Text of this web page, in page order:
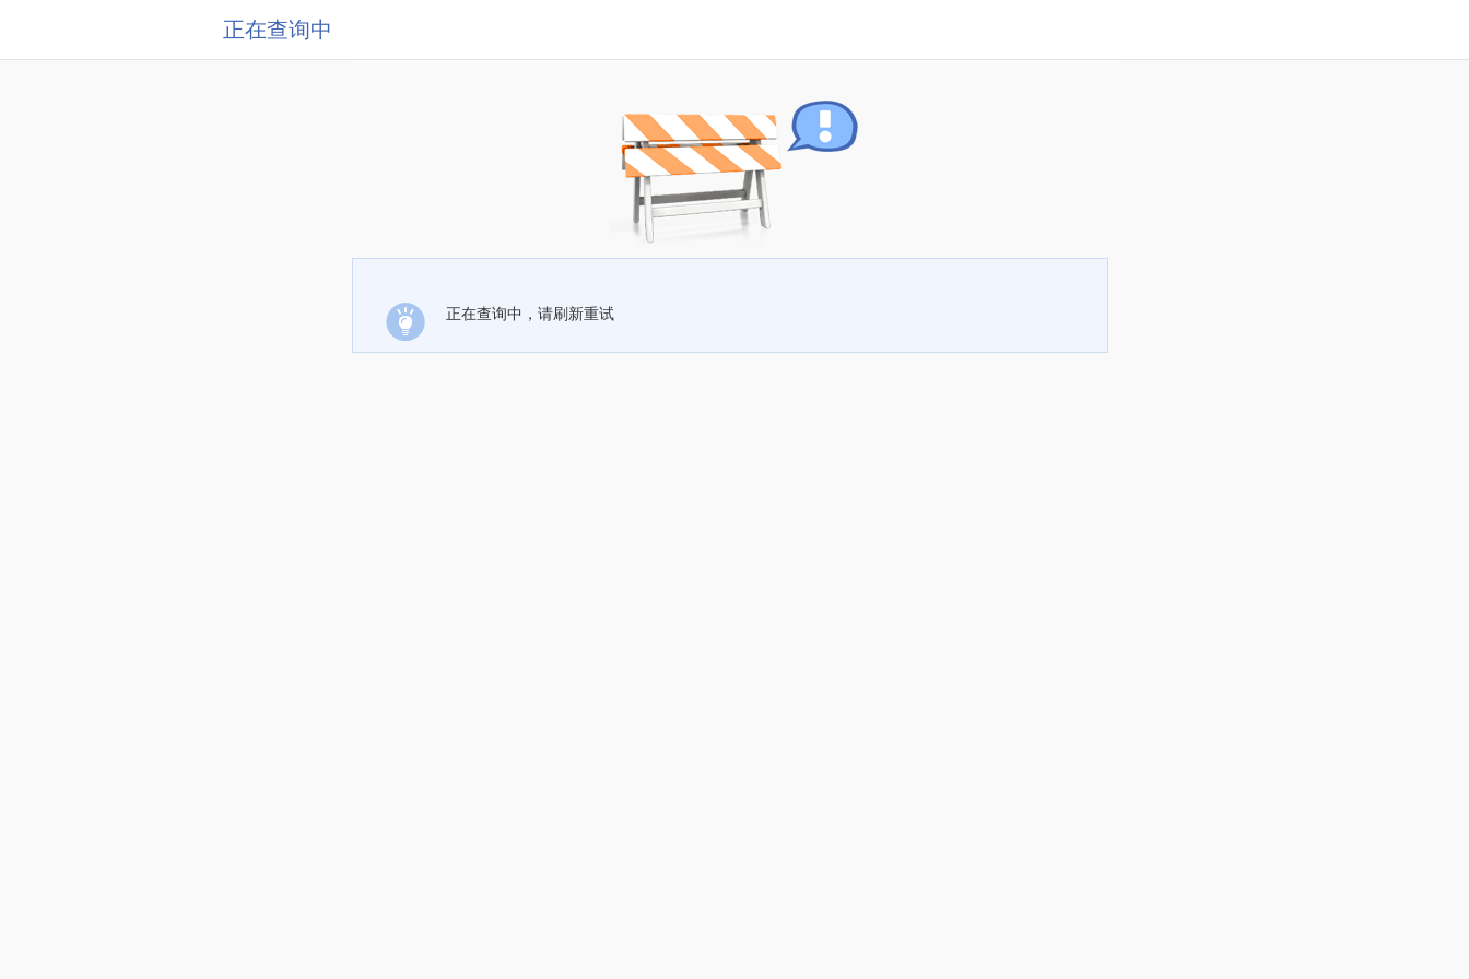
正在查询中
正在查询中，请刷新重试